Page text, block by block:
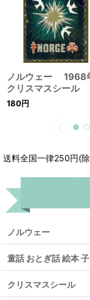
ノルウェー
クリスマスシール
180円
送料全国一律250円(除
ノルウェー
童話 おとぎ話 絵本
クリスマスシール